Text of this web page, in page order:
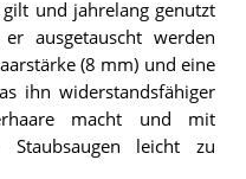
und jahrelang genutzt
ausgetauscht werden
(8 mm) und eine
ihn widerstandsfähiger
macht und mit
Staubsaugen leicht zu